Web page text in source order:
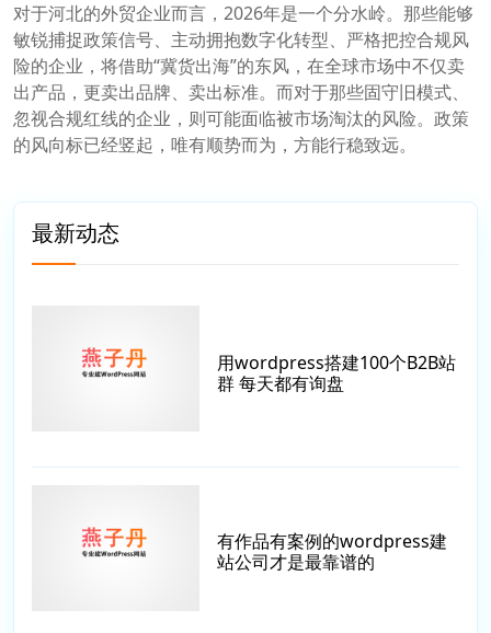
对于河北的外贸企业而言，2026年是一个分水岭。那些能够
敏锐捕捉政策信号、主动拥抱数字化转型、严格把控合规风
险的企业，将借助“冀货出海”的东风，在全球市场中不仅卖
出产品，更卖出品牌、卖出标准。而对于那些固守旧模式、
忽视合规红线的企业，则可能面临被市场淘汰的风险。政策
的风向标已经竖起，唯有顺势而为，方能行稳致远。
最新动态
用wordpress搭建100个B2B站
群 每天都有询盘
有作品有案例的wordpress建
站公司才是最靠谱的